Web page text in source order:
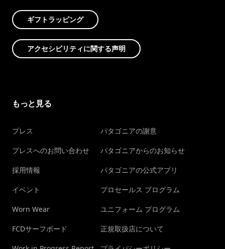
ギフトラッピング
アクセシビリティに関する声明
もっと見る
プレス
プレスへのお問い合わせ
採用情報
イベント
Worn Wear
FCDサーフボード
パタゴニアの謝意
パタゴニアからのお知らせ
パタゴニアの公式アプリ
プロセールス プログラム
ユニフォーム プログラム
正規取扱店について